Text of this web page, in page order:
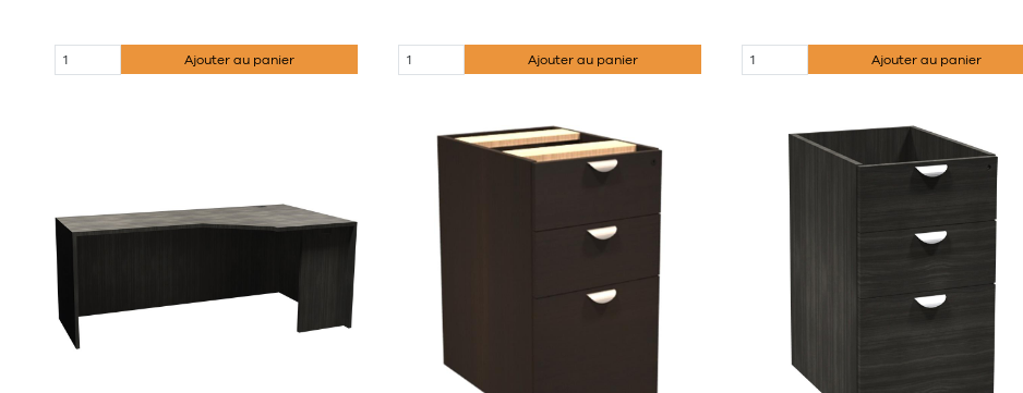
Ajouter au panier Ajouter au panier Ajouter au panier